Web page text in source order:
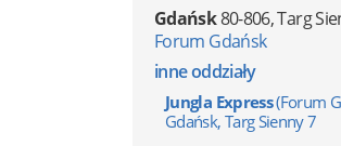
Gdańsk80-806,Targ
Forum Gdańsk
inne oddziały
Jungla Express(Forum
Gdańsk, Targ Sienny 7